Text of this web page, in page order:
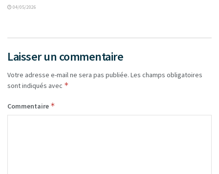
04/05/2026
Laisser un commentaire
Votre adresse e-mail ne sera pas publiée. Les champs obligatoires
sont indiqués avec *
Commentaire *